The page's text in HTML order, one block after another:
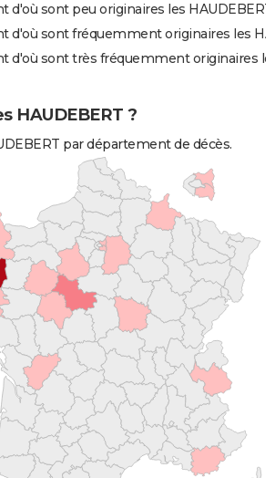
d'où sont peu originaires les HAUDEBERT
d'où sont fréquemment originaires les
d'où sont très fréquemment originaires
HAUDEBERT ?
par département de décès.